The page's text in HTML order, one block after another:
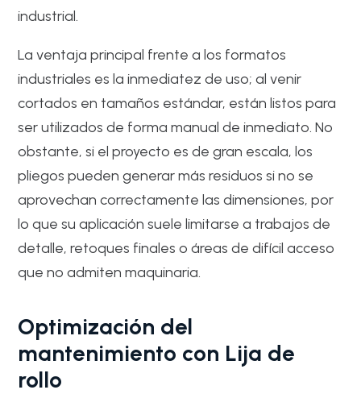
industrial.
La ventaja principal frente a los formatos
industriales es la inmediatez de uso; al venir
cortados en tamaños estándar, están listos para
ser utilizados de forma manual de inmediato. No
obstante, si el proyecto es de gran escala, los
pliegos pueden generar más residuos si no se
aprovechan correctamente las dimensiones, por
lo que su aplicación suele limitarse a trabajos de
detalle, retoques finales o áreas de difícil acceso
que no admiten maquinaria.
Optimización del
mantenimiento con Lija de
rollo